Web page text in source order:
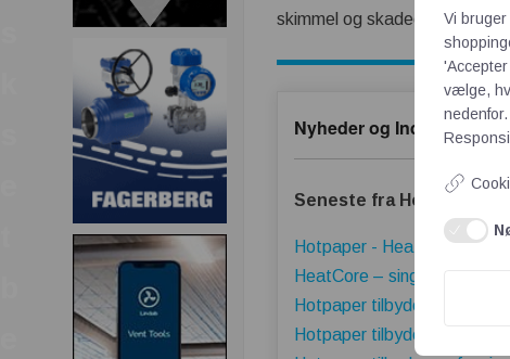
skimmel og skadedyr.
Nyheder og Indlæg fra
Seneste fra Hotpaper
Hotpaper - HeatCore –
HeatCore – single room
Hotpaper tilbyder isolering
Hotpaper tilbyder
Vi
vælge,